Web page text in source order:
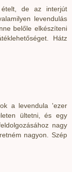
de az interjút
levendulás
belőle elkészíteni
Hátz
a levendula 'ezer
ültetni, és egy
nagy
nagyon. Szép